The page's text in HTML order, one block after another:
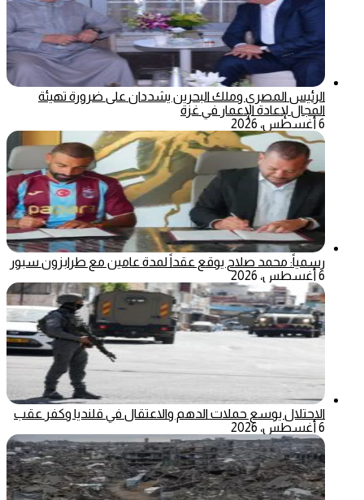
الرئيس المصري وملك البحرين يشددان على ضرورة تهيئة
المجال لإعادة الإعمار في غزة
6 أغسطس، 2026
رسمياً: محمد صلاح يوقع عقداً لمدة عامين مع طرابزون سبور
6 أغسطس، 2026
الاحتلال يوسع حملات الدهم والاعتقال في قلنديا وكفر عقب
6 أغسطس، 2026